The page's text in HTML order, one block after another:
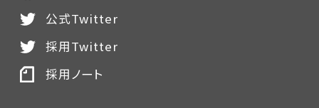
公式Twitter
採用Twitter
採用ノート